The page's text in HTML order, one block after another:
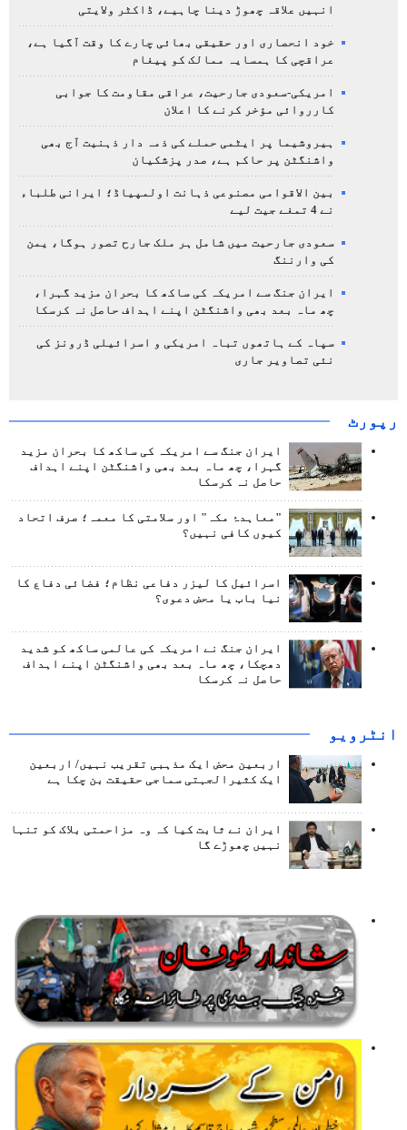
انہیں علاقہ چھوڑ دینا چاہیے، ڈاکٹر ولایتی
خود انحصاری اور حقیقی بھائی چارے کا وقت آگیا ہے،
عراقچی کا ہمسایہ ممالک کو پیغام
امریکی-سعودی جارحیت، عراقی مقاومت کا جوابی
کارروائی مؤخر کرنے کا اعلان
ہیروشیما پر ایٹمی حملے کی ذمہ دار ذہنیت آج بھی
واشنگٹن پر حاکم ہے، صدر پزشکیان
بین الاقوامی مصنوعی ذہانت اولمپیاڈ؛ ایرانی طلباء
نے 4 تمغے جیت لیے
سعودی جارحیت میں شامل ہر ملک جارح تصور ہوگا، یمن
کی وارننگ
ایران جنگ سے امریکہ کی ساکھ کا بحران مزید گہرا،
چھ ماہ بعد بھی واشنگٹن اپنے اہداف حاصل نہ کرسکا
سپاہ کے ہاتھوں تباہ امریکی و اسرائیلی ڈرونز کی
نئی تصاویر جاری
رپورٹ
ایران جنگ سے امریکہ کی ساکھ کا بحران مزید
گہرا، چھ ماہ بعد بھی واشنگٹن اپنے اہداف
حاصل نہ کرسکا
"معاہدۂ مکہ" اور سلامتی کا معمہ؛ صرف اتحاد
کیوں کافی نہیں؟
اسرائیل کا لیزر دفاعی نظام؛ فضائی دفاع کا
نیا باب یا محض دعوی؟
ایران جنگ نے امریکہ کی عالمی ساکھ کو شدید
دھچکا، چھ ماہ بعد بھی واشنگٹن اپنے اہداف
حاصل نہ کرسکا
انٹرويو
اربعین محض ایک مذہبی تقریب نہیں/ اربعین
ایک کثیرالجہتی سماجی حقیقت بن چکا ہے
ایران نے ثابت کیا کہ وہ مزاحمتی بلاک کو تنہا
نہیں چھوڑے گا